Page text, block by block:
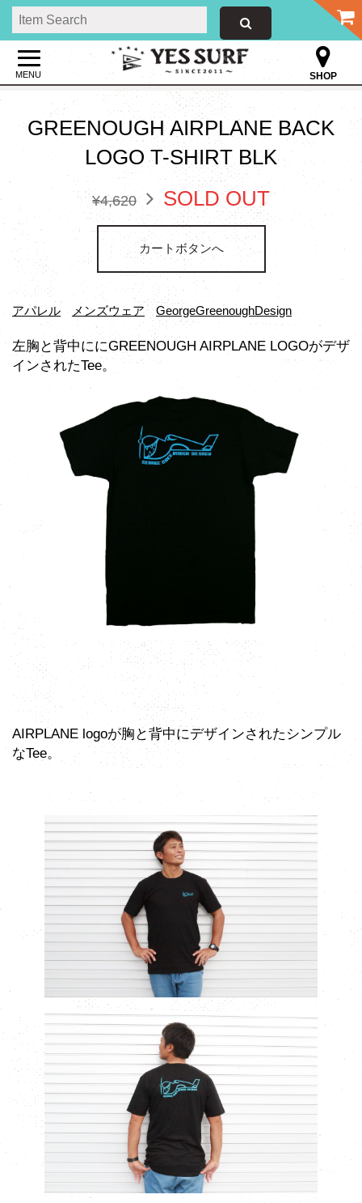
MENU SHOP
GREENOUGH AIRPLANE BACK
LOGO T-SHIRT BLK
¥4,620 SOLD OUT
カートボタンへ
アパレル メンズウェア GeorgeGreenoughDesign
左胸と背中ににGREENOUGH AIRPLANE LOGOがデザ
インされたTee。
AIRPLANE logoが胸と背中にデザインされたシンプル
なTee。